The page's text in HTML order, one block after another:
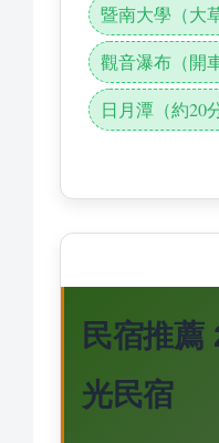
暨南大學（大
觀音瀑布（開
日月潭（約20
民宿推薦
光民宿